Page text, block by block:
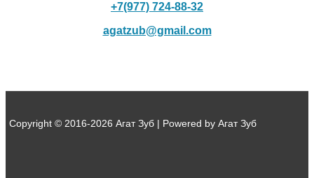
+7(977) 724-88-32
agatzub@gmail.com
Copyright © 2016-2026 Агат Зуб | Powered by Агат Зуб